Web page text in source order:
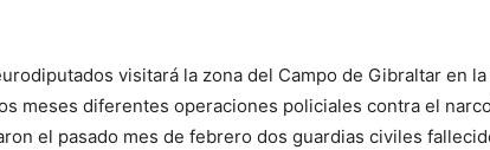
visitará la zona del Campo de Gibraltar en la
meses diferentes operaciones policiales contra el
el pasado mes de febrero dos guardias civiles